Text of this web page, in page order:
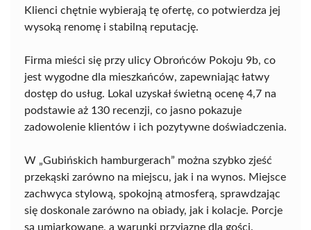
Klienci chętnie wybierają tę ofertę, co potwierdza jej
wysoką renomę i stabilną reputację.
Firma mieści się przy ulicy Obrońców Pokoju 9b, co
jest wygodne dla mieszkańców, zapewniając łatwy
dostęp do usług. Lokal uzyskał świetną ocenę 4,7 na
podstawie aż 130 recenzji, co jasno pokazuje
zadowolenie klientów i ich pozytywne doświadczenia.
W „Gubińskich hamburgerach” można szybko zjeść
przekąski zarówno na miejscu, jak i na wynos. Miejsce
zachwyca stylową, spokojną atmosferą, sprawdzając
się doskonale zarówno na obiady, jak i kolacje. Porcje
są umiarkowane, a warunki przyjazne dla gości.